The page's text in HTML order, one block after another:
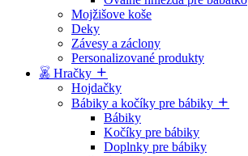
Mojžišove koše
Deky
Závesy a záclony
Personalizované produkty
Hračky
Hojdačky
Bábiky a kočíky pre bábiky
Bábiky
Kočíky pre bábiky
Doplnky pre bábiky